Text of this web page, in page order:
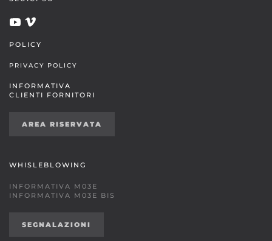
POLICY
PRIVACY POLICY
INFORMATIVA
CLIENTI FORNITORI
AREA RISERVATA
WHISLEBLOWING
INFORMATIVA M03E
INFORMATIVA M03E BIS
SEGNALAZIONI